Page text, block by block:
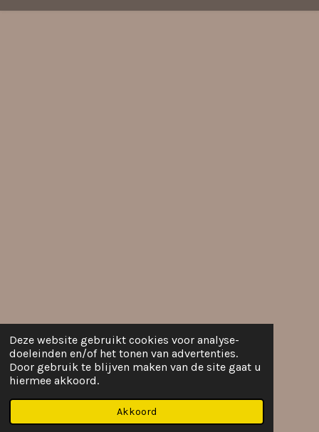
Deze website gebruikt cookies voor analyse-
doeleinden en/of het tonen van advertenties.
Door gebruik te blijven maken van de site gaat u
hiermee akkoord.
Akkoord